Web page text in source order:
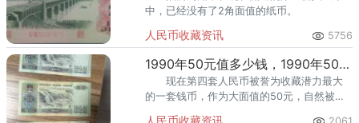
中，已经没有了2角面值的纸币。
人民币收藏资讯 5756
1990年50元值多少钱，1990年50元最新价格是多少钱
现在第四套人民币被誉为收藏潜力最大
的一套钱币，作为大面值的50元，自然被藏